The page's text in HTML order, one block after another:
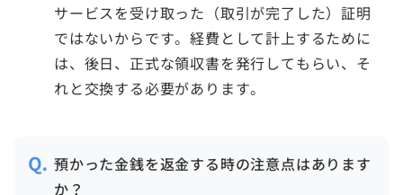
サービスを受け取った（取引が完了した）証明
ではないからです。経費として計上するために
は、後日、正式な領収書を発行してもらい、そ
れと交換する必要があります。
預かった金銭を返金する時の注意点はあります
か？